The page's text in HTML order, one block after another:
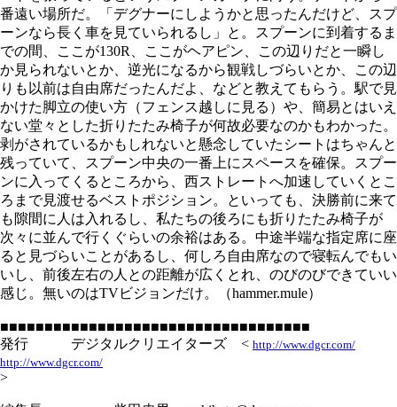
番遠い場所だ。「デグナーにしようかと思ったんだけど、スプ
ーンなら長く車を見ていられるし」と。スプーンに到着するま
での間、ここが130R、ここがヘアピン、この辺りだと一瞬し
か見られないとか、逆光になるから観戦しづらいとか、この辺
りも以前は自由席だったんだよ、などと教えてもらう。駅で見
かけた脚立の使い方（フェンス越しに見る）や、簡易とはいえ
ない堂々とした折りたたみ椅子が何故必要なのかもわかった。
剥がされているかもしれないと懸念していたシートはちゃんと
残っていて、スプーン中央の一番上にスペースを確保。スプー
ンに入ってくるところから、西ストレートへ加速していくとこ
ろまで見渡せるベストポジション。といっても、決勝前に来て
も隙間に人は入れるし、私たちの後ろにも折りたたみ椅子が
次々に並んで行くぐらいの余裕はある。中途半端な指定席に座
ると見づらいことがあるし、何しろ自由席なので寝転んでもい
いし、前後左右の人との距離が広くとれ、のびのびできていい
感じ。無いのはTVビジョンだけ。（hammer.mule）
■■■■■■■■■■■■■■■■■■■■■■■■■■■■■■■■■■■
発行 デジタルクリエイターズ < http://www.dgcr.com/
http://www.dgcr.com/
>